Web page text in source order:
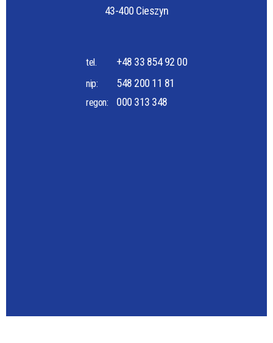
43-400 Cieszyn
tel. +48 33 854 92 00
nip: 548 200 11 81
regon: 000 313 348